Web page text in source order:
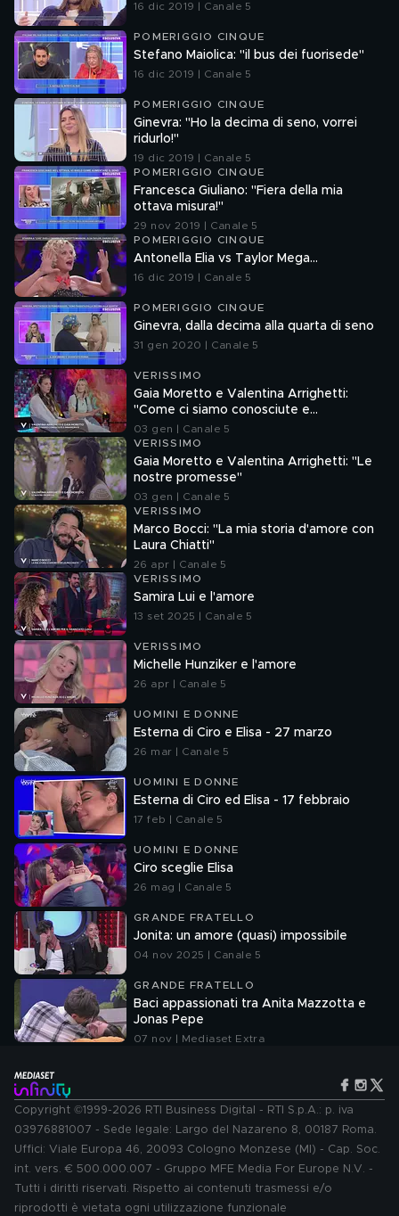
16 dic 2019 | Canale 5
POMERIGGIO CINQUE
Stefano Maiolica: "il bus dei fuorisede"
16 dic 2019 | Canale 5
POMERIGGIO CINQUE
Ginevra: "Ho la decima di seno, vorrei
ridurlo!"
19 dic 2019 | Canale 5
POMERIGGIO CINQUE
Francesca Giuliano: "Fiera della mia
ottava misura!"
29 nov 2019 | Canale 5
POMERIGGIO CINQUE
Antonella Elia vs Taylor Mega...
16 dic 2019 | Canale 5
POMERIGGIO CINQUE
Ginevra, dalla decima alla quarta di seno
31 gen 2020 | Canale 5
VERISSIMO
Gaia Moretto e Valentina Arrighetti:
"Come ci siamo conosciute e
innamorate"
03 gen | Canale 5
VERISSIMO
Gaia Moretto e Valentina Arrighetti: "Le
nostre promesse"
03 gen | Canale 5
VERISSIMO
Marco Bocci: "La mia storia d'amore con
Laura Chiatti"
26 apr | Canale 5
VERISSIMO
Samira Lui e l'amore
13 set 2025 | Canale 5
VERISSIMO
Michelle Hunziker e l'amore
26 apr | Canale 5
UOMINI E DONNE
Esterna di Ciro e Elisa - 27 marzo
26 mar | Canale 5
UOMINI E DONNE
Esterna di Ciro ed Elisa - 17 febbraio
17 feb | Canale 5
UOMINI E DONNE
Ciro sceglie Elisa
26 mag | Canale 5
GRANDE FRATELLO
Jonita: un amore (quasi) impossibile
04 nov 2025 | Canale 5
GRANDE FRATELLO
Baci appassionati tra Anita Mazzotta e
Jonas Pepe
07 nov | Mediaset Extra
Copyright ©1999-2026 RTI Business Digital - RTI S.p.A.: p. iva
03976881007 - Sede legale: Largo del Nazareno 8, 00187 Roma.
Uffici: Viale Europa 46, 20093 Cologno Monzese (MI) - Cap. Soc.
int. vers. € 500.000.007 - Gruppo MFE Media For Europe N.V. -
Tutti i diritti riservati. Rispetto ai contenuti trasmessi e/o
riprodotti è vietata ogni utilizzazione funzionale